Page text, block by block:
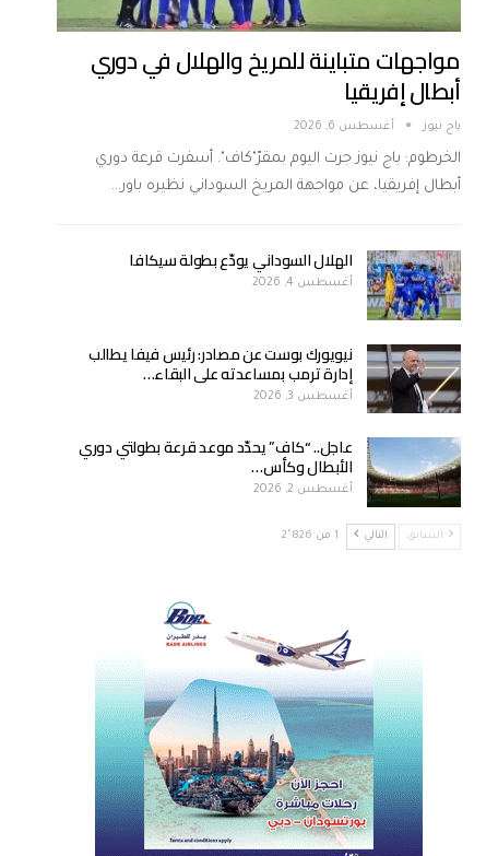
مواجهات متباينة للمريخ والهلال في دوري
أبطال إفريقيا
باج نيوز أغسطس 6, 2026
الخرطوم: باج نيوز جرت اليوم بمقرّ"كاف". أسفرت قرعة دوري
أبطال إفريقيا، عن مواجهة المريخ السوداني نظيره باور…
الهلال السوداني يودّع بطولة سيكافا
أغسطس 4, 2026
نيويورك بوست عن مصادر: رئيس فيفا يطالب
إدارة ترمب بمساعدته على البقاء…
أغسطس 3, 2026
عاجل.. “كاف” يحدّد موعد قرعة بطولتي دوري
الأبطال وكأس…
أغسطس 2, 2026
السابق التالي 1 من 2٬826